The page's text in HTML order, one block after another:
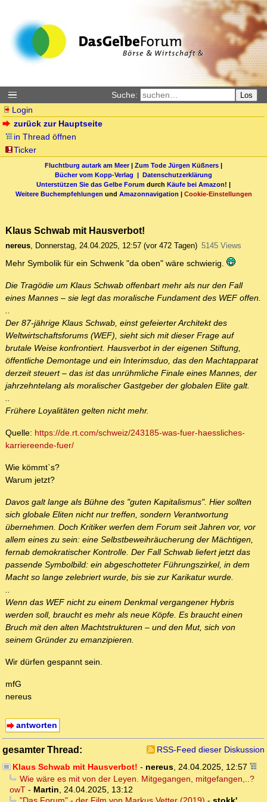
Suche: Los
Login
zurück zur Hauptseite
in Thread öffnen
Ticker
Fluchtburg autark am Meer| Zum Tode Jürgen Küßners |
Bücher vom Kopp-Verlag | Datenschutzerklärung
Unterstützen Sie das Gelbe Forum durch Käufe bei Amazon! |
Weitere Buchempfehlungen und Amazonnavigation | Cookie-Einstellungen
Klaus Schwab mit Hausverbot!
nereus, Donnerstag, 24.04.2025, 12:57 (vor 472 Tagen) 5145 Views
Mehr Symbolik für ein Schwenk "da oben" wäre schwierig.
Die Tragödie um Klaus Schwab offenbart mehr als nur den Fall
eines Mannes – sie legt das moralische Fundament des WEF offen.
..
Der 87-jährige Klaus Schwab, einst gefeierter Architekt des
Weltwirtschaftsforums (WEF), sieht sich mit dieser Frage auf
brutale Weise konfrontiert. Hausverbot in der eigenen Stiftung,
öffentliche Demontage und ein Interimsduo, das den Machtapparat
derzeit steuert – das ist das unrühmliche Finale eines Mannes, der
jahrzehntelang als moralischer Gastgeber der globalen Elite galt.
..
Frühere Loyalitäten gelten nicht mehr.
Quelle: https://de.rt.com/schweiz/243185-was-fuer-haessliches-
karriereende-fuer/
Wie kömmt`s?
Warum jetzt?
Davos galt lange als Bühne des "guten Kapitalismus". Hier sollten
sich globale Eliten nicht nur treffen, sondern Verantwortung
übernehmen. Doch Kritiker werfen dem Forum seit Jahren vor, vor
allem eines zu sein: eine Selbstbeweihräucherung der Mächtigen,
fernab demokratischer Kontrolle. Der Fall Schwab liefert jetzt das
passende Symbolbild: ein abgeschotteter Führungszirkel, in dem
Macht so lange zelebriert wurde, bis sie zur Karikatur wurde.
..
Wenn das WEF nicht zu einem Denkmal vergangener Hybris
werden soll, braucht es mehr als neue Köpfe. Es braucht einen
Bruch mit den alten Machtstrukturen – und den Mut, sich von
seinem Gründer zu emanzipieren.
Wir dürfen gespannt sein.
mfG
nereus
antworten
gesamter Thread:
RSS-Feed dieser Diskussion
Klaus Schwab mit Hausverbot! - nereus, 24.04.2025, 12:57
Wie wäre es mit von der Leyen. Mitgegangen, mitgefangen,..?
owT - Martin, 24.04.2025, 13:12